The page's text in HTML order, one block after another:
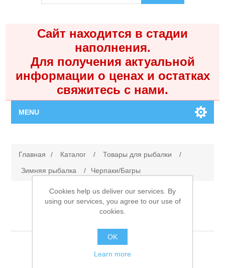
Сайт находится в стадии
наполнения.
Для получения актуальной
информации о ценах и остатках
свяжитесь с нами.
MENU
Каталог
Контакты
Главная / Каталог / Товары для рыбалки
/
Зимняя рыбалка
/ Черпаки/Багры
Черпаки/Багры
Cookies help us deliver our services. By
using our services, you agree to our use of
cookies.
OK
Learn more